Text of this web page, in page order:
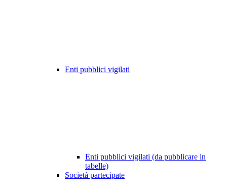
Enti pubblici vigilati
Enti pubblici vigilati (da pubblicare in
tabelle)
Società partecipate